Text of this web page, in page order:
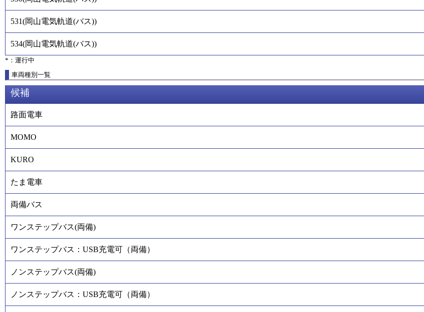
531(岡山電気軌道(バス))
534(岡山電気軌道(バス))
*：運行中
車両種別一覧
候補
路面電車
MOMO
KURO
たま電車
両備バス
ワンステップバス(両備)
ワンステップバス：USB充電可（両備）
ノンステップバス(両備)
ノンステップバス：USB充電可（両備）